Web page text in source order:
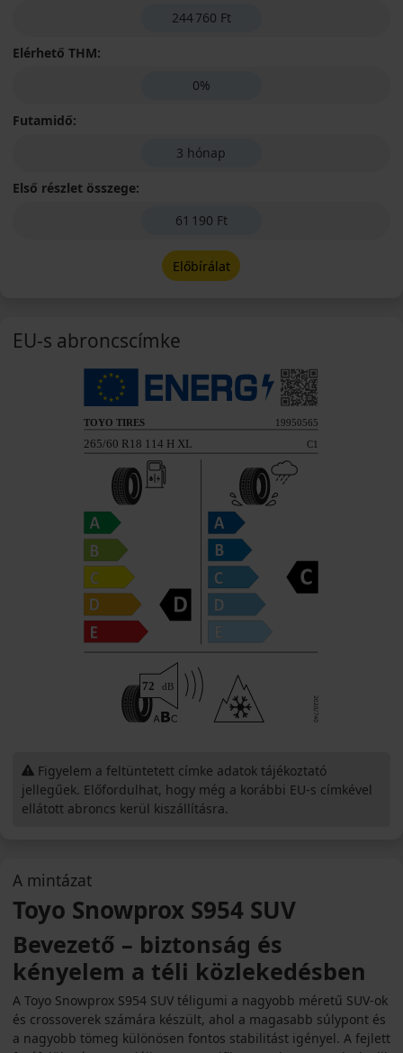
A mintázat
Toyo Snowprox S954 SUV
Bevezető – biztonság és
kényelem a téli közlekedésben
A Toyo Snowprox S954 SUV téligumi a nagyobb méretű SUV-ok
és crossoverek számára készült, ahol a magasabb súlypont és
a nagyobb tömeg különösen fontos stabilitást igényel. A fejlett
244 760 Ft
Elérhető THM:
0%
Futamidő:
3 hónap
Első részlet összege:
61 190 Ft
Előbírálat
EU-s abroncscímke
Figyelem a feltüntetett címke adatok tájékoztató
jellegűek. Előfordulhat, hogy még a korábbi EU-s címkével
ellátott abroncs kerül kiszállításra.